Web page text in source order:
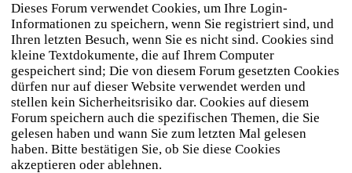
Dieses Forum verwendet Cookies, um Ihre Login-
Informationen zu speichern, wenn Sie registriert sind, und
Ihren letzten Besuch, wenn Sie es nicht sind. Cookies sind
kleine Textdokumente, die auf Ihrem Computer
gespeichert sind; Die von diesem Forum gesetzten Cookies
dürfen nur auf dieser Website verwendet werden und
stellen kein Sicherheitsrisiko dar. Cookies auf diesem
Forum speichern auch die spezifischen Themen, die Sie
gelesen haben und wann Sie zum letzten Mal gelesen
haben. Bitte bestätigen Sie, ob Sie diese Cookies
akzeptieren oder ablehnen.